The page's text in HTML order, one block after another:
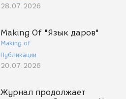
28.07.2026
Making Of "Язык даров"
Making of
Публикации
20.07.2026
Журнал продолжает